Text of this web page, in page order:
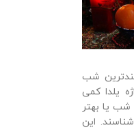
شب
یلدا کمی
شب یا بهتر
این